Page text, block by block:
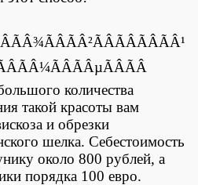
количества
такой красоты вам
и обрезки
шелка. Себестоимость
около 800 рублей, а
порядка 100 евро.